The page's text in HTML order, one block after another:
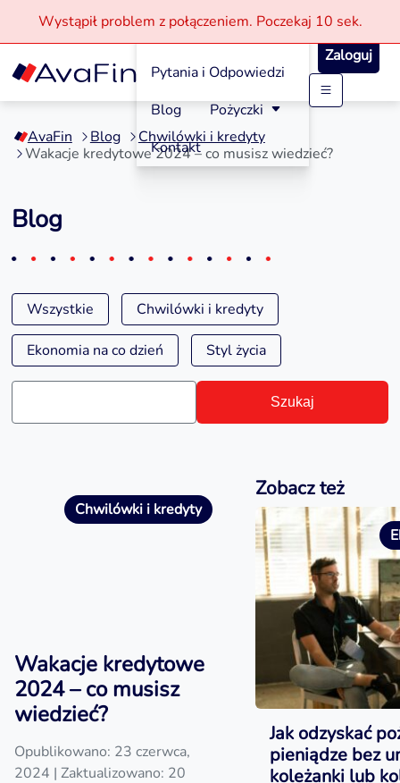
Przejdź
treści
Wystąpił problem z połączeniem. Poczekaj 10 sek.
Jak aplikować?
Pytania i Odpowiedzi
Blog
Pożyczki
Kontakt
Zaloguj
AvaFin Blog
Chwilówki i kredyty
Wakacje kredytowe 2024 – co musisz wiedzieć?
Blog
Wszystkie Chwilówki i kredyty
Ekonomia na co dzień Styl życia
Szukaj
Chwilówki i kredyty
Wakacje kredytowe
2024 – co musisz
wiedzieć?
Opublikowano: 23 czerwca,
2024 | Zaktualizowano: 20
Zobacz też
Jak odzyskać
pieniądze bez
koleżanki lub